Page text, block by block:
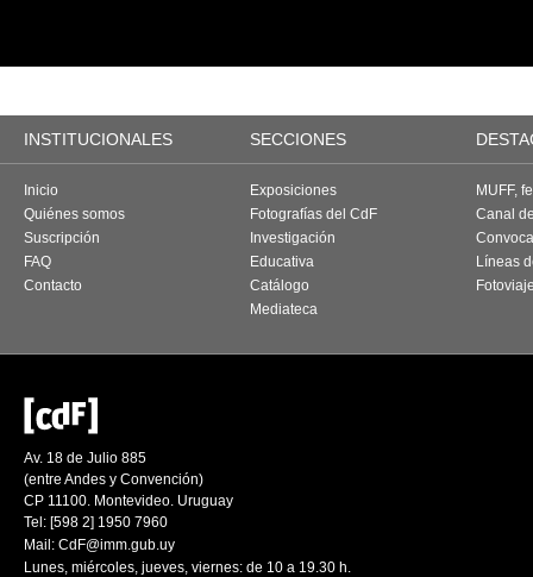
INSTITUCIONALES SECCIONES
Inicio
Quiénes somos
Suscripción
FAQ
Contacto
Exposiciones
Fotografías del CdF
Investigación
Educativa
Catálogo
Mediateca
MUFF,
Canal
Líneas
Av. 18 de Julio 885
(entre Andes y Convención)
CP 11100. Montevideo. Uruguay
Tel: [598 2] 1950 7960
Mail: CdF@imm.gub.uy
Lunes, miércoles, jueves, viernes: de 10 a 19.30 h.